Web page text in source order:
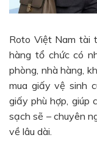
Roto Việt Nam tài
hàng tổ chức có
phòng, nhà hàng,
mua giấy vệ sinh
giấy phù hợp, giúp
sạch sẽ – chuyên
về lâu dài.